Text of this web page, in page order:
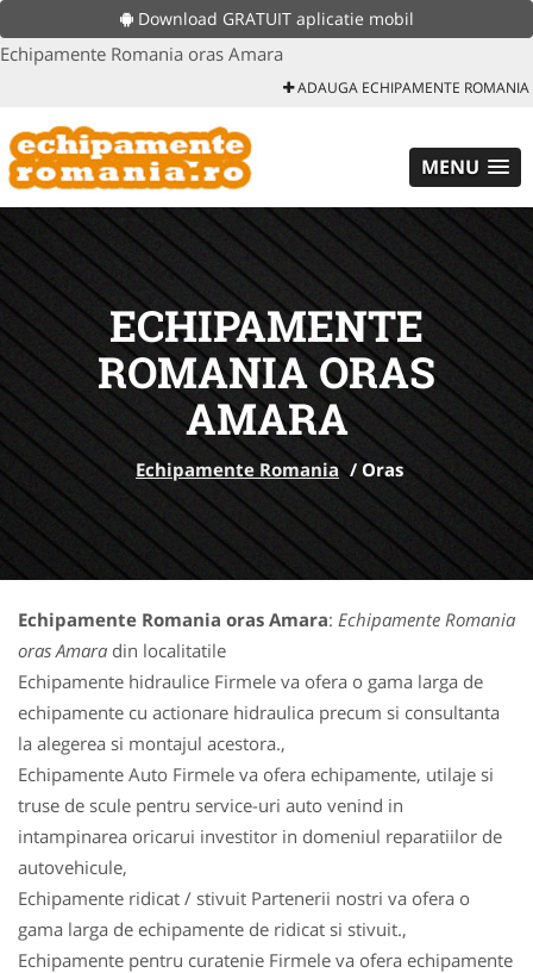
Download GRATUIT aplicatie mobil
Echipamente Romania oras Amara
ADAUGA ECHIPAMENTE ROMANIA
MENU
ECHIPAMENTE
ROMANIA ORAS
AMARA
Echipamente Romania / Oras
Echipamente Romania oras Amara: Echipamente Romania
oras Amara din localitatile
Echipamente hidraulice Firmele va ofera o gama larga de
echipamente cu actionare hidraulica precum si consultanta
la alegerea si montajul acestora.,
Echipamente Auto Firmele va ofera echipamente, utilaje si
truse de scule pentru service-uri auto venind in
intampinarea oricarui investitor in domeniul reparatiilor de
autovehicule,
Echipamente ridicat / stivuit Partenerii nostri va ofera o
gama larga de echipamente de ridicat si stivuit.,
Echipamente pentru curatenie Firmele va ofera echipamente